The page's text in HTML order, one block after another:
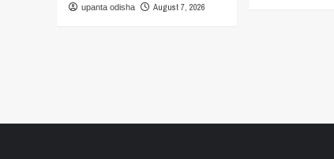
upanta odisha August 7, 2026